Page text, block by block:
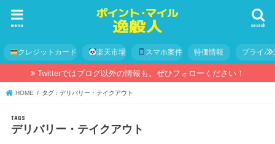
search
menu
クレジットカード 楽天市場 スマホ案件 特価情報 プライバ
Twitterではブログ以外の情報も。ぜひフォローください！
HOME タグ : デリバリー・テイクアウト
デリバリー・テイクアウト